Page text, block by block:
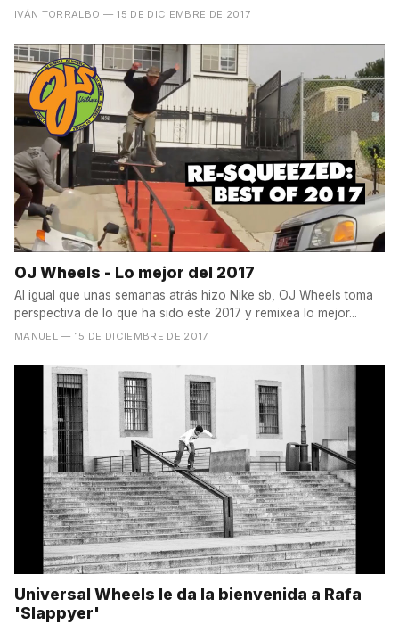
IVÁN TORRALBO — 15 DE DICIEMBRE DE 2017
OJ Wheels - Lo mejor del 2017
Al igual que unas semanas atrás hizo Nike sb, OJ Wheels toma
perspectiva de lo que ha sido este 2017 y remixea lo mejor...
MANUEL — 15 DE DICIEMBRE DE 2017
Universal Wheels le da la bienvenida a Rafa
'Slappyer'